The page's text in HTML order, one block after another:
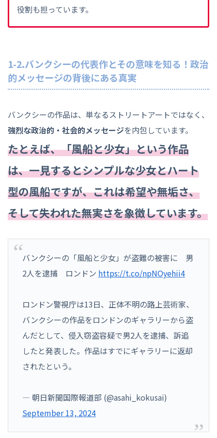
役割も担っています。
1-2.バンクシーの代表作とその意味を知る！政治
的メッセージの背後にある真実
バンクシーの作品は、単なるストリートアートではなく、
強烈な政治的・社会的メッセージを内包しています。
たとえば、「風船と少女」という作品
は、一見するとシンプルな少女とハート
型の風船ですが、これは希望や無垢さ、
そして失われた無実さを象徴しています。
バンクシーの「風船と少女」が盗難の被害に 男
2人を逮捕 ロンドン https://t.co/npNOyehii4
ロンドン警視庁は13日、正体不明の路上芸術家、
バンクシーの作品をロンドンのギャラリーから盗
んだとして、侵入窃盗容疑で男2人を逮捕、訴追
したと発表した。作品はすでにギャラリーに返却
されたという。
— 朝日新聞国際報道部 (@asahi_kokusai)
September 13, 2024